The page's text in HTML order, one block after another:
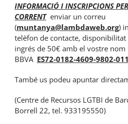
INFORMACIÓ I INSCRIPCIONS
CORRENTenviar un correu
(muntanya@lambdaweb.org)
telèfon de contacte,
ingrés de 50€ amb el vostre
BBVA ES72-0182-4609-9802-
També us podeu apuntar
(Centre de Recursos LGTBI de
Borrell 22, tel. 933195550)